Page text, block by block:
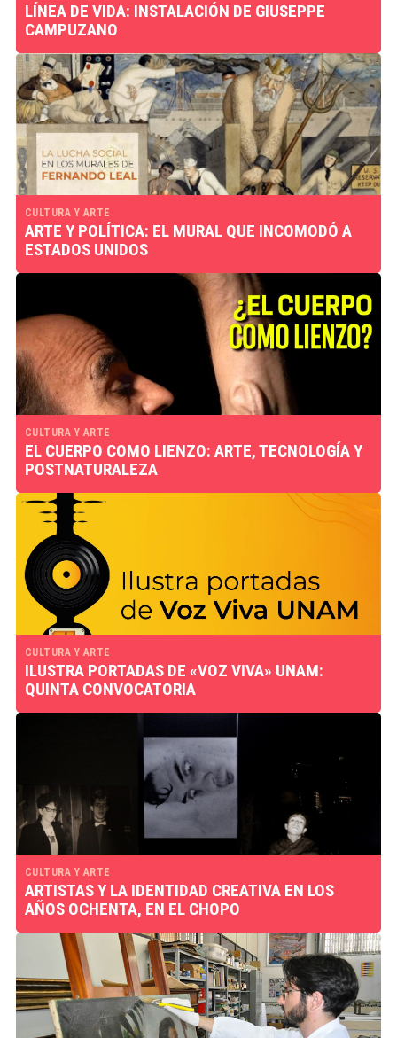
LÍNEA DE VIDA: INSTALACIÓN DE GIUSEPPE
CAMPUZANO
CULTURA Y ARTE
ARTE Y POLÍTICA: EL MURAL QUE INCOMODÓ A
ESTADOS UNIDOS
CULTURA Y ARTE
EL CUERPO COMO LIENZO: ARTE, TECNOLOGÍA Y
POSTNATURALEZA
CULTURA Y ARTE
ILUSTRA PORTADAS DE «VOZ VIVA» UNAM:
QUINTA CONVOCATORIA
CULTURA Y ARTE
ARTISTAS Y LA IDENTIDAD CREATIVA EN LOS
AÑOS OCHENTA, EN EL CHOPO